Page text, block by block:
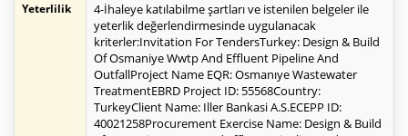
Yeterlilik
4-İhaleye katılabilme şartları ve istenilen belgeler ile
yeterlik değerlendirmesinde uygulanacak
kriterler:Invitation For TendersTurkey: Design & Build
Of Osmaniye Wwtp And Effluent Pipeline And
OutfallProject Name EQR: Osmanıye Wastewater
TreatmentEBRD Project ID: 55568Country:
TurkeyClient Name: Iller Bankasi A.S.ECEPP ID:
40021258Procurement Exercise Name: Design & Build